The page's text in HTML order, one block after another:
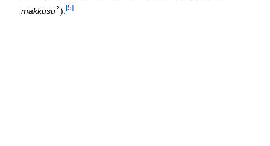
makkusu? ) .[5]